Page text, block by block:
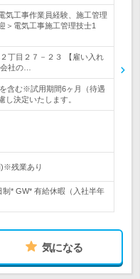
気工事作業員経験、施工管理
＞電気工事施工管理技士1
丁目２７－２３ 【雇い入れ
社の…
含む※試用期間6ヶ月（待遇
決定いたします。
)※残業あり
* GW* 有給休暇（入社半年
気になる